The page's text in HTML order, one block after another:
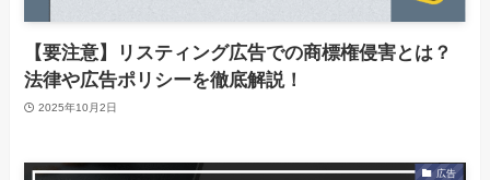
【要注意】リスティング広告での商標権侵害とは？
法律や広告ポリシーを徹底解説！
2025年10月2日
広告